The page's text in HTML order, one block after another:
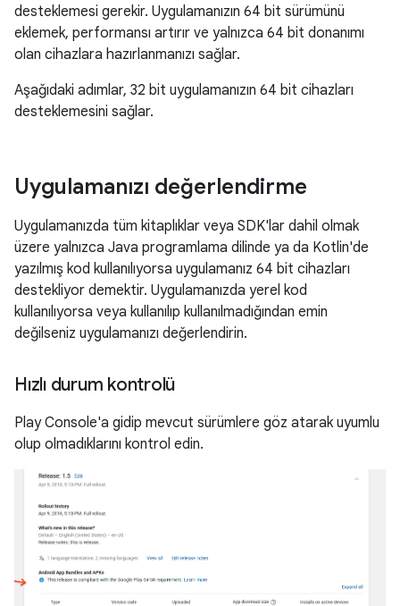
desteklemesi gerekir. Uygulamanızın 64 bit sürümünü
eklemek, performansı artırır ve yalnızca 64 bit donanımı
olan cihazlara hazırlanmanızı sağlar.
Aşağıdaki adımlar, 32 bit uygulamanızın 64 bit cihazları
desteklemesini sağlar.
Uygulamanızı değerlendirme
Uygulamanızda tüm kitaplıklar veya SDK'lar dahil olmak
üzere yalnızca Java programlama dilinde ya da Kotlin'de
yazılmış kod kullanılıyorsa uygulamanız 64 bit cihazları
destekliyor demektir. Uygulamanızda yerel kod
kullanılıyorsa veya kullanılıp kullanılmadığından emin
değilseniz uygulamanızı değerlendirin.
Hızlı durum kontrolü
Play Console'a gidip mevcut sürümlere göz atarak uyumlu
olup olmadıklarını kontrol edin.